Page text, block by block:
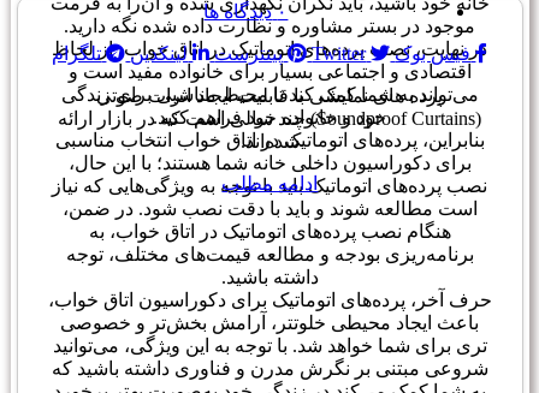
موجود در بستر مشاوره و نظارت داده شده نگه دارید.
در نهایت، نصب پرده‌های اتوماتیک در اتاق خواب، از لحاظ
اقتصادی و اجتماعی بسیار برای خانواده مفید است و
می‌تواند به شما کمک کند تا محیط مناسبی برای زندگی
خود و خانواده خود فراهم کنید.
بنابراین، پرده‌های اتوماتیک در اتاق خواب انتخاب مناسبی
برای دکوراسیون داخلی خانه شما هستند؛ با این حال،
نصب پرده‌های اتوماتیک باید با توجه به ویژگی‌هایی که نیاز
است مطالعه شوند و باید با دقت نصب شود. در ضمن،
هنگام نصب پرده‌های اتوماتیک در اتاق خواب، به
برنامه‌ریزی بودجه و مطالعه قیمت‌های مختلف، توجه
داشته باشید.
حرف آخر، پرده‌های اتوماتیک برای دکوراسیون اتاق خواب،
باعث ایجاد محیطی خلوتتر، آرامش بخش‌تر و خصوصی
تری برای شما خواهد شد. با توجه به این ویژگی، می‌توانید
شروعی مبتنی بر نگرش مدرن و فناوری داشته باشید که
۰ دیدگاه ها
فیس بوک Twitter پینترست لینکدین تلگرام
پرده های نمایشی با قابلیت ایجاد اثرات صوتی
(Soundproof Curtains) چند سالی است که در بازار ارائه
شده‌اند.
ادامه مطلب